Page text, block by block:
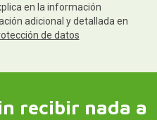
en la información
adicional y detallada en
de datos
recibir nada a